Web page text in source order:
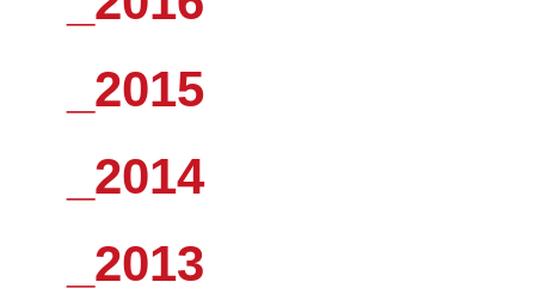
_2015
_2014
_2013